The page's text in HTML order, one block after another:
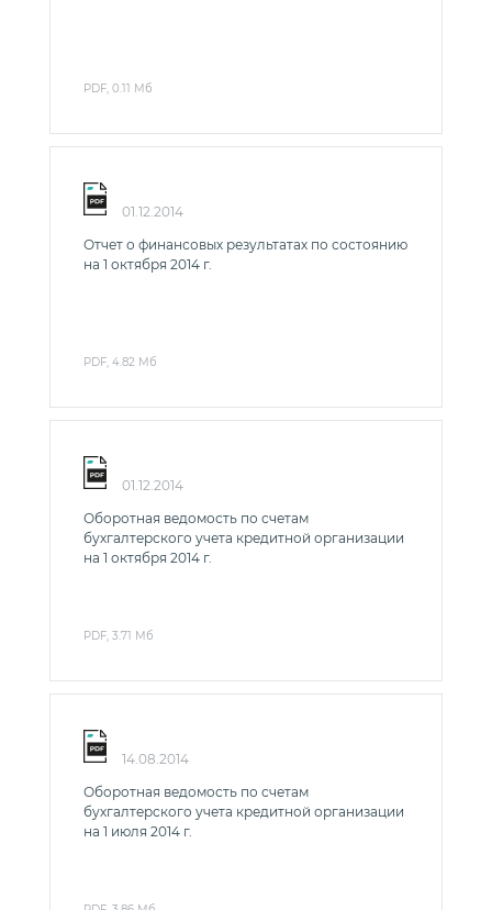
PDF, 0.11 Мб
01.12.2014
Отчет о финансовых результатах по состоянию
на 1 октября 2014 г.
PDF, 4.82 Мб
01.12.2014
Оборотная ведомость по счетам
бухгалтерского учета кредитной организации
на 1 октября 2014 г.
PDF, 3.71 Мб
14.08.2014
Оборотная ведомость по счетам
бухгалтерского учета кредитной организации
на 1 июля 2014 г.